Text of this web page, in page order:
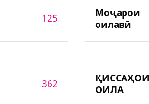
125
Моҷарои
оилавӣ
362
ҚИССАҲОИ
ОИЛА